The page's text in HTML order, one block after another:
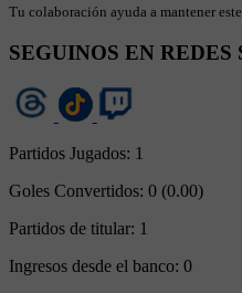
Tu colaboración ayuda a mantener
SEGUINOS EN REDES
Partidos Jugados: 1
Goles Convertidos: 0 (0.00)
Partidos de titular: 1
Ingresos desde el banco: 0